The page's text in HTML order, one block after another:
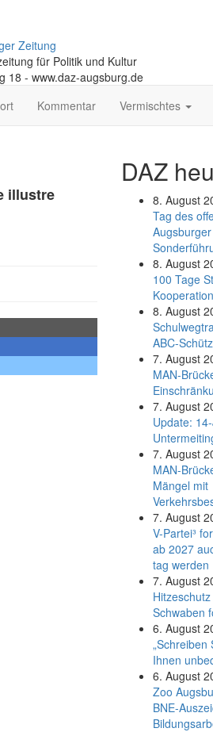
Zeitung
für Politik und Kultur
18 - www.daz-augsburg.de
Kommentar Vermischtes
illustre
DAZ
8. August
Tag des
8. August
100 Tage
8. August
ABC-
7. August
MAN-
7. August
Update:
7. August
MAN-
Mängel mit
7. August
V-Partei­³
ab 2027
tag werden
7. August
Schwaben
6. August
„Schreiben
Ihnen
6. August
Zoo
BNE-